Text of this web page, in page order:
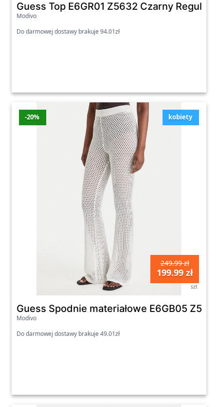
Guess Top E6GR01 Z5632 Czarny Regular
Modivo
Do darmowej dostawy brakuje 94.01zł
kobiety
-20%
249.99 zł
199.99 zł
szt
Guess Spodnie materiałowe E6GB05
Modivo
Do darmowej dostawy brakuje 49.01zł